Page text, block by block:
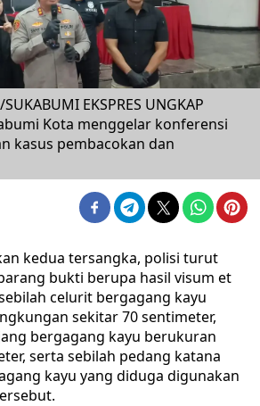
EKSPRES UNGKAP
Kota menggelar konferensi
kasus pembacokan dan
kedua tersangka, polisi turut
bukti berupa hasil visum et
celurit bergagang kayu
sekitar 70 sentimeter,
bergagang kayu berukuran
serta sebilah pedang katana
kayu yang diduga digunakan